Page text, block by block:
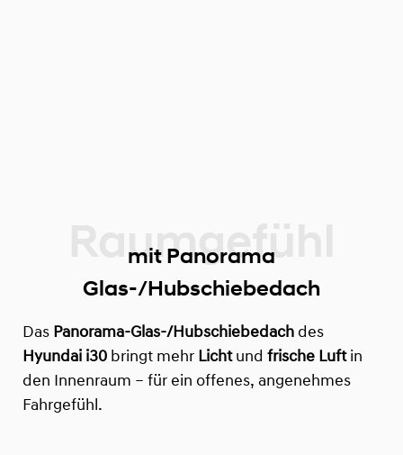
mit Panorama
Glas-/Hubschiebedach
Das Panorama-Glas-/Hubschiebedach des
Hyundai i30 bringt mehr Lichtund frische Luftin
den Innenraum – für ein offenes, angenehmes
Fahrgefühl.